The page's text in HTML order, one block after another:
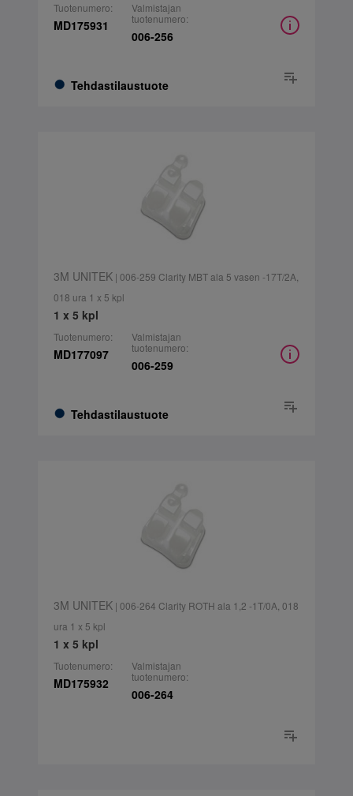
Tuotenumero:
MD175931
Tehdastilaustuote
Valmistajan
tuotenumero:
006-256
3M UNITEK| 006-259 Clarity MBT ala 5 vasen -17T/2A,
018 ura 1 x 5 kpl
1 x 5 kpl
Tuotenumero:
MD177097
Tehdastilaustuote
Valmistajan
tuotenumero:
006-259
3M UNITEK| 006-264 Clarity ROTH ala 1,2 -1T/0A, 018
ura 1 x 5 kpl
1 x 5 kpl
Tuotenumero:
MD175932
Valmistajan
tuotenumero:
006-264